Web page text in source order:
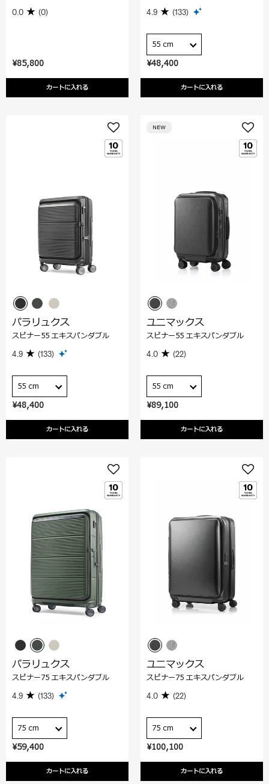
¥85,800
カートに入れる
0.0 (0)
¥48,400
カートに入れる
4.9 (133)
55 cm
¥48,400
カートに入れる
パラリュクス
スピナー55 エキスパンダブル
4.9 (133)
55 cm
¥89,100
カートに入れる
NEW
ユニマックス
スピナー55 エキスパンダブル
4.0 (22)
55 cm
¥59,400
カートに入れる
パラリュクス
スピナー75 エキスパンダブル
4.9 (133)
75 cm
¥100,100
カートに入れる
ユニマックス
スピナー75 エキスパンダブル
4.0 (22)
75 cm